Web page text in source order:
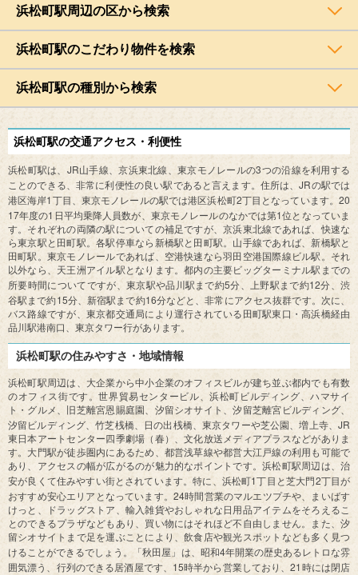
浜松町駅周辺の区から検索
浜松町駅のこだわり物件を検索
浜松町駅の種別から検索
浜松町駅の交通アクセス・利便性
浜松町駅は、 JR山手線、京浜東北線、東京モノレールの3つの沿線を利用する
ことのできる、非常に利便性の良い駅であると言えます。住所は、JRの駅では
港区海岸1 丁目、東京モノレールの駅では港区浜松町2丁目となっています。20
17年度の1 日平均乗降人員数が、東京モノレールのなかでは第1位となっていま
す。それぞれの両隣の駅についての補足ですが、京浜東北線であれば、快速な
ら東京駅と田町駅。各駅停車なら新橋駅と田町駅。山手線であれば、新橋駅と
田町駅。東京モノレールであれば、空港快速なら羽田空港国際線ビル駅。それ
以外なら、天王洲アイル駅となります。都内の主要ビッグターミナル駅までの
所要時間についてですが、東京駅や品川駅まで約5分、上野駅まで約12分、渋
谷駅まで約15分、新宿駅まで約16分などと、非常にアクセス抜群です。次に、
バス路線ですが、東京都交通局により運行されている田町駅東口・高浜橋経由
品川駅港南口、東京タワー行があります。
浜松町駅の住みやすさ・地域情報
浜松町駅周辺は、大企業から中小企業のオフィスビルが建ち並ぶ都内でも有数
のオフィス街です。世界貿易センタービル、浜松町ビルディング、ハマサイ
ト・グルメ、旧芝離宮恩賜庭園、汐留シオサイト、汐留芝離宮ビルディング、
汐留ビルディング、竹芝桟橋、日の出桟橋、東京タワーや芝公園、増上寺、 JR
東日本アートセンター四季劇場（春）、文化放送メディアプラスなどがありま
す。大門駅が徒歩圏内にあるため、都営浅草線や都営大江戸線の利用も可能で
あり、アクセスの幅が広がるのが魅力的なポイントです。浜松町駅周辺は、治
安が良くて住みやすい街とされています。特に、浜松町1丁目と芝大門 2丁目が
おすすめ安心エリアとなっています。 24時間営業のマルエツプチや、まいばす
けっと、ドラッグストア、輸入雑貨やおしゃれな日用品アイテムをそろえるこ
とのできるプラザなどもあり、買い物にはそれほど不自由しません。また、汐
留シオサイトまで足を運ぶことにより、飲食店や観光スポットなども多く見つ
けることができるでしょう。「秋田屋」は、昭和4年開業の歴史あるレトロな雰
囲気漂う、行列のできる居酒屋です、 15時半から営業しており、21 時には閉店